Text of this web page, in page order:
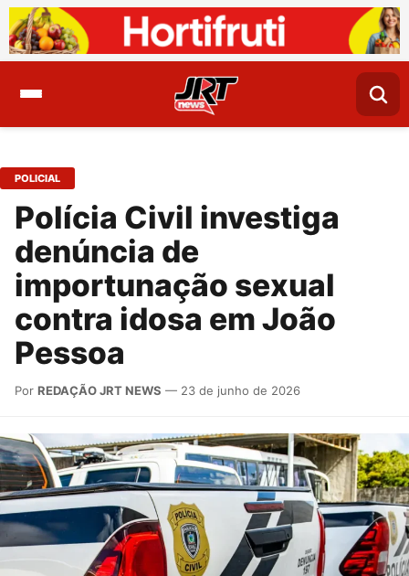
POLICIAL
Polícia Civil investiga
denúncia de
importunação sexual
contra idosa em João
Pessoa
Por REDAÇÃO JRT NEWS — 23 de junho de 2026